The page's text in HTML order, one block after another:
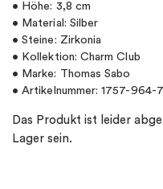
• Höhe: 3,8 cm
• Material: Silber
• Steine: Zirkonia
• Kollektion: Charm Club
• Marke: Thomas Sabo
• Artikelnummer: 1757-964-7
Das Produkt ist leider
Lager sein.